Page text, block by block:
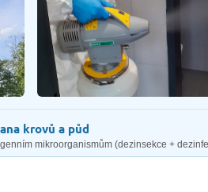
krovů a půd
mikroorganismům (dezinsekce +